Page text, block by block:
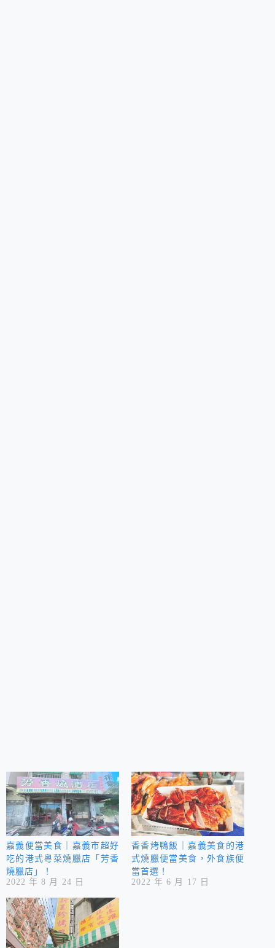
嘉義便當美食｜嘉義市超好
吃的港式粵菜燒臘店「芳香
燒臘店」！
2022 年 8 月 24 日
香香烤鴨飯｜嘉義美食的港
式燒臘便當美食，外食族便
當首選！
2022 年 6 月 17 日